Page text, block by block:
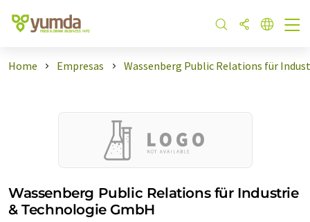
Home Empresas Wassenberg Public Relations für
Wassenberg Public Relations für Industrie
& Technologie GmbH